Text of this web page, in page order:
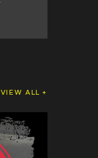
VIEW ALL